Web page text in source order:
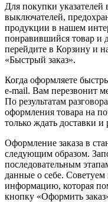
Для покупки указателей
выключателей,
продукции в нашем
понравившийся товар и
перейдите в Корзину и
«Быстрый заказ».
Когда оформляете
e-mail. Вам перезвонит
По результатам
оформления товара на
только ждать доставки и
Оформление заказа в
следующим образом.
последовательным
данные о себе. Советуем
информацию, которая
кнопку «Оформить